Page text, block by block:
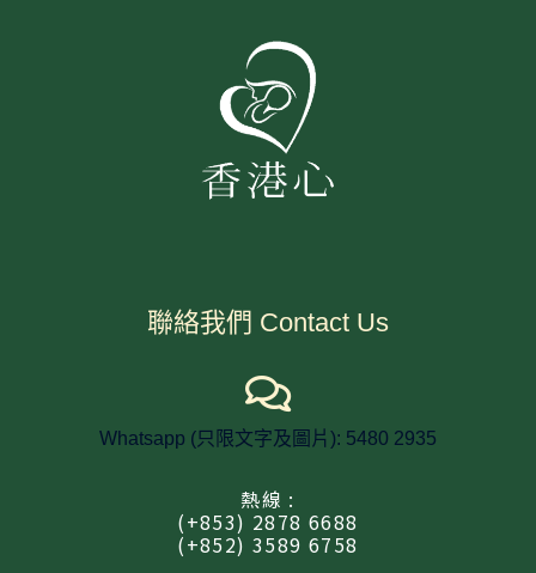
聯絡我們 Contact Us
Whatsapp (只限文字及圖片): 5480 2935
熱線 :
(+853) 2878 6688
(+852) 3589 6758